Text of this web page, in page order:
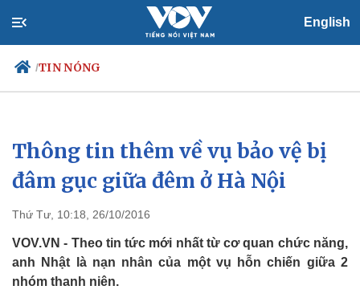
English
/TIN NÓNG
Chính trị
Đảng
Tổ chức nhân sự
Nhận diện sự thật
Xã hội
Tin 24h
Dự báo thời tiết
Việc làm
Biển đảo
Thông tin thêm về vụ bảo vệ bị
đâm gục giữa đêm ở Hà Nội
Thứ Tư, 10:18, 26/10/2016
VOV.VN - Theo tin tức mới nhất từ cơ quan chức năng,
anh Nhật là nạn nhân của một vụ hỗn chiến giữa 2
nhóm thanh niên.